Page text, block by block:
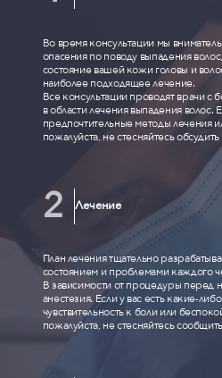
Во время консультации мы
опасения по поводу выпадения
состояние вашей кожи головы и
наиболее подходящее лечение.
Все консультации проводят врачи
в области лечения выпадения волос.
предпочтительные методы лечения
пожалуйста, не стесняйтесь
Лечение
План лечения тщательно
состоянием и проблемами каждого
В зависимости от процедуры перед
анестезия. Если у вас есть какие-
чувствительность к боли или
пожалуйста, не стесняйтесь